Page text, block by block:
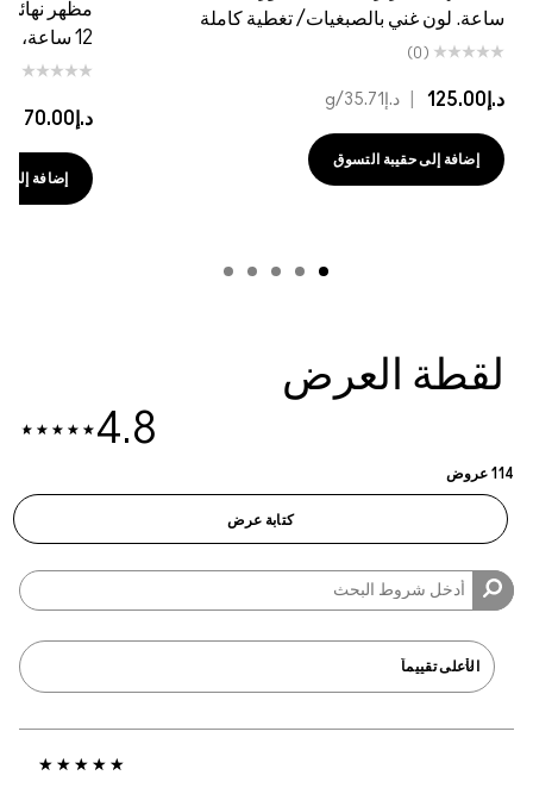
ساعة. لون غني بالصبغيات/ تغطية كاملة
(0)
د.إ125.00 د.إ35.71 /g
إضافة إلى حقيبة التسوق
مظهر نهائي
12 ساعة، لون غني بالأصباغ/تغطية كاملة
(0)
د.إ70.00
إضافة إلى
لقطة العرض
4.8
114 عروض
كتابة عرض